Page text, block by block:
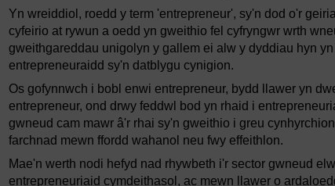
Yn wreiddiol, roedd y term 'entrepreneur', sy'n dod o'r
cyfeirio at rywun a oedd yn gweithio fel cyfryngwr wrth
gweithgareddau unigolyn y gallem ei alw y dyddiau hyn
entrepreneuraidd sy'n datblygu cynigion.
Os gofynnwch i bobl enwi entrepreneur, bydd llawer yn
entrepreneur, ond drwy feddwl bod yn rhaid i
gwneud cam mawr â'r rhai sy'n gweithio i greu
farchnad mewn ffordd wahanol neu fwy effeithlon.
Mae'n werth nodi hefyd nad rhywbeth i'r sector gwneud
entrepreneuriaid cymdeithasol, ac mewn llawer o